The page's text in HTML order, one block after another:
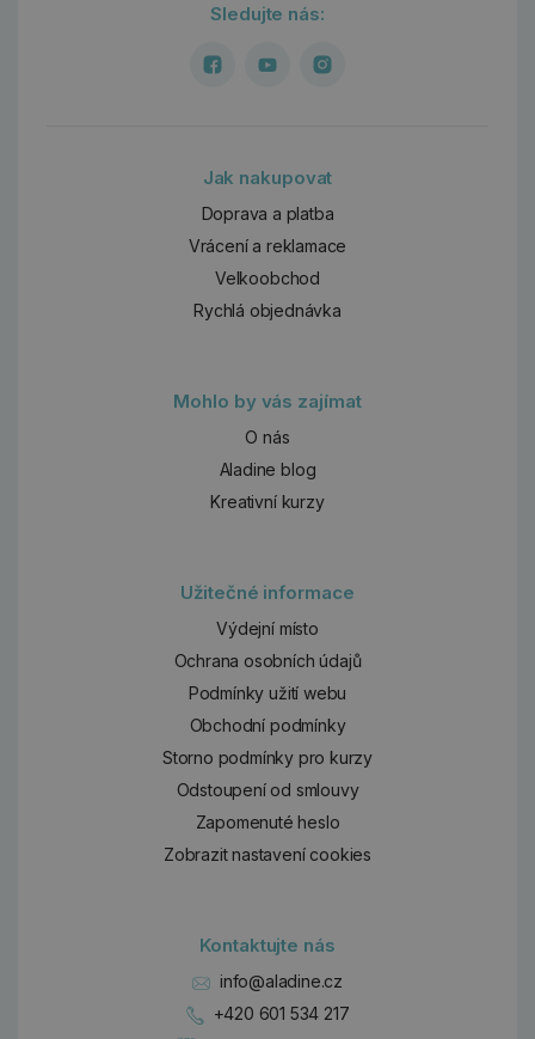
Sledujte nás:
Jak nakupovat
Doprava a platba
Vrácení a reklamace
Velkoobchod
Rychlá objednávka
Mohlo by vás zajímat
O nás
Aladine blog
Kreativní kurzy
Užitečné informace
Výdejní místo
Ochrana osobních údajů
Podmínky užití webu
Obchodní podmínky
Storno podmínky pro kurzy
Odstoupení od smlouvy
Zapomenuté heslo
Zobrazit nastavení cookies
Kontaktujte nás
info@aladine.cz
+420 601 534 217